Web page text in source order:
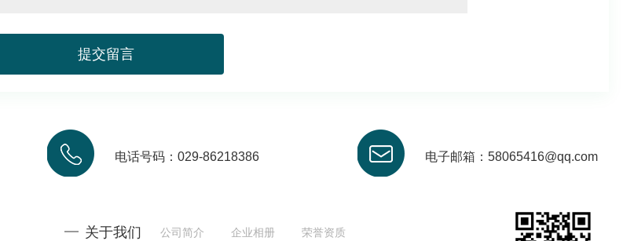
提交留言
电话号码：029-86218386 电子邮箱：58065416@qq.com
关于我们 公司简介 企业相册 荣誉资质